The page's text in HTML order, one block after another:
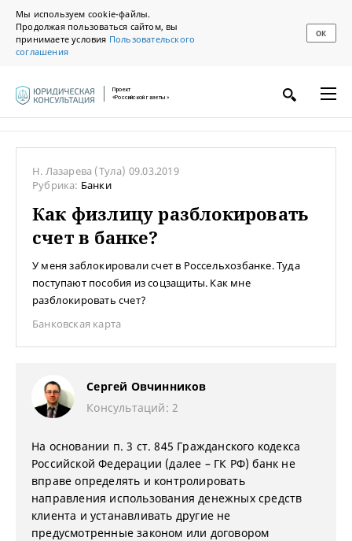
Мы используем cookie-файлы.
Продолжая пользоваться сайтом, вы
принимаете условия Пользовательского
соглашения
ОК
Проект
«Российской газеты»
Н. Лазарева (Тула) 09.03.2019
Рубрика: Банки
Как физлицу разблокировать
счет в банке?
У меня заблокировали счет в Россельхозбанке. Туда
поступают пособия из соцзащиты. Как мне
разблокировать счет?
Банковская карта
Сергей Овчинников
Консультаций: 2
На основании п. 3 ст. 845 Гражданского кодекса
Российской Федерации (далее – ГК РФ) банк не
вправе определять и контролировать
направления использования денежных средств
клиента и устанавливать другие не
предусмотренные законом или договором